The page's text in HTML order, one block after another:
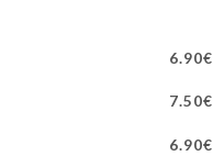
6.90€
7.50€
6.90€